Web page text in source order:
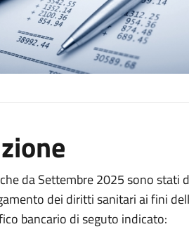
da Settembre 2025 sono
dei diritti sanitari ai fini
bancario di seguto indicato: